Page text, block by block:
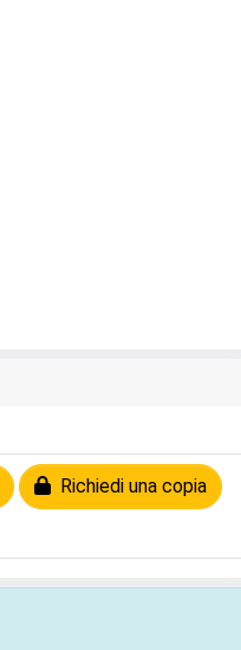
Richiedi una copia